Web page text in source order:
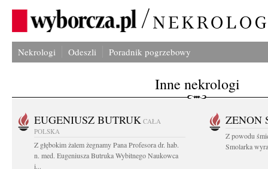
Nekrologi Odeszli Poradnik pogrzebowy
Inne nekrologi
EUGENIUSZ BUTRUK CAŁA
POLSKA
Z głębokim żalem żegnamy Pana Profesora dr. hab.
n. med. Eugeniusza Butruka Wybitnego Naukowca
i...
ZENON
Z powodu
Smolarka